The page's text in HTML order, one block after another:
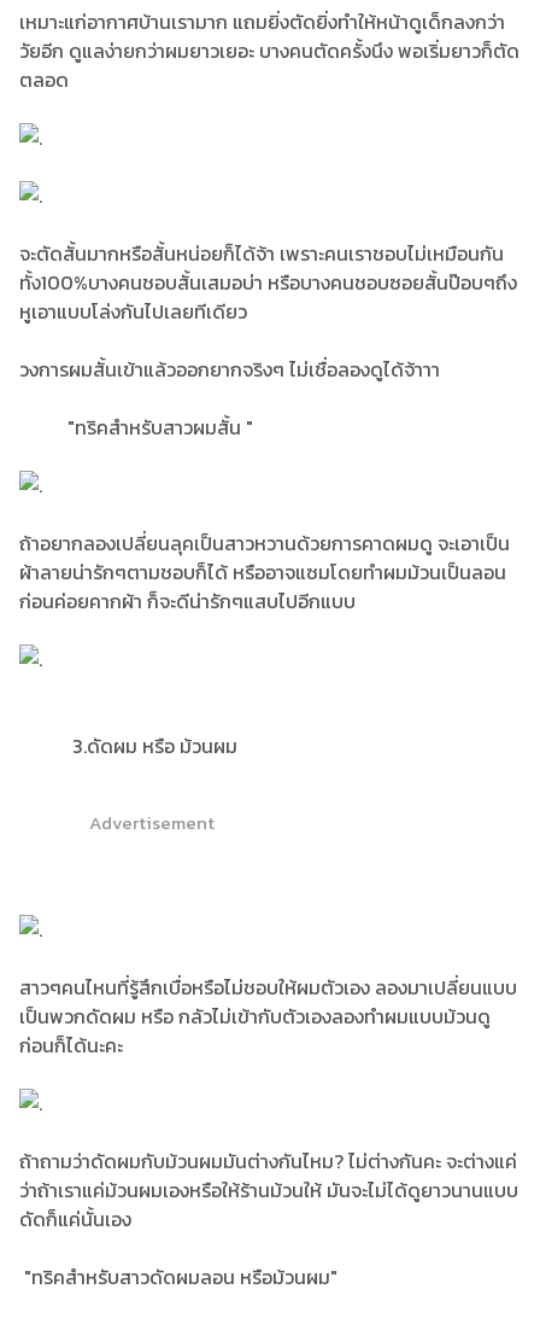
เหมาะแก่อากาศบ้านเรามาก แถมยิ่งตัดยิ่งทำให้หน้าดูเด็กลงกว่า
วัยอีก ดูแลง่ายกว่าผมยาวเยอะ บางคนตัดครั้งนึง พอเริ่มยาวก็ตัด
ตลอด
จะตัดสั้นมากหรือสั้นหน่อยก็ได้จ้า เพราะคนเราชอบไม่เหมือนกัน
ทั้ง100%บางคนชอบสั้นเสมอบ่า หรือบางคนชอบซอยสั้นป๊อบๆถึง
หูเอาแบบโล่งกันไปเลยทีเดียว
วงการผมสั้นเข้าแล้วออกยากจริงๆ ไม่เชื่อลองดูได้จ้าาา
"ทริคสำหรับสาวผมสั้น "
ถ้าอยากลองเปลี่ยนลุคเป็นสาวหวานด้วยการคาดผมดู จะเอาเป็น
ผ้าลายน่ารักๆตามชอบก็ได้ หรืออาจแซมโดยทำผมม้วนเป็นลอน
ก่อนค่อยคากผ้า ก็จะดีน่ารักๆแสบไปอีกแบบ
3.ดัดผม หรือ ม้วนผม
Advertisement
สาวๆคนไหนที่รู้สึกเบื่อหรือไม่ชอบให้ผมตัวเอง ลองมาเปลี่ยนแบบ
เป็นพวกดัดผม หรือ กลัวไม่เข้ากับตัวเองลองทำผมแบบม้วนดู
ก่อนก็ได้นะคะ
ถ้าถามว่าดัดผมกับม้วนผมมันต่างกันไหม? ไม่ต่างกันคะ จะต่างแค่
ว่าถ้าเราแค่ม้วนผมเองหรือให้ร้านม้วนให้ มันจะไม่ได้ดูยาวนานแบบ
ดัดก็แค่นั้นเอง
"ทริคสำหรับสาวดัดผมลอน หรือม้วนผม"